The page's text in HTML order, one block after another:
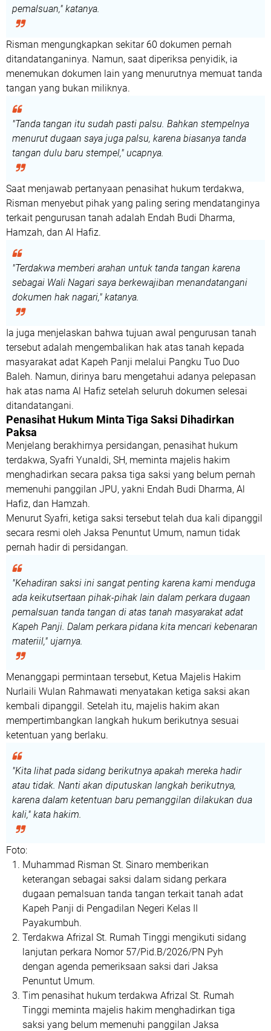
pemalsuan," katanya.
Risman mengungkapkan sekitar 60 dokumen pernah
ditandatanganinya. Namun, saat diperiksa penyidik, ia
menemukan dokumen lain yang menurutnya memuat tanda
tangan yang bukan miliknya.
"Tanda tangan itu sudah pasti palsu. Bahkan stempelnya
menurut dugaan saya juga palsu, karena biasanya tanda
tangan dulu baru stempel," ucapnya.
Saat menjawab pertanyaan penasihat hukum terdakwa,
Risman menyebut pihak yang paling sering mendatanginya
terkait pengurusan tanah adalah Endah Budi Dharma,
Hamzah, dan Al Hafiz.
"Terdakwa memberi arahan untuk tanda tangan karena
sebagai Wali Nagari saya berkewajiban menandatangani
dokumen hak nagari," katanya.
Ia juga menjelaskan bahwa tujuan awal pengurusan tanah
tersebut adalah mengembalikan hak atas tanah kepada
masyarakat adat Kapeh Panji melalui Pangku Tuo Duo
Baleh. Namun, dirinya baru mengetahui adanya pelepasan
hak atas nama Al Hafiz setelah seluruh dokumen selesai
ditandatangani.
Penasihat Hukum Minta Tiga Saksi Dihadirkan
Paksa
Menjelang berakhirnya persidangan, penasihat hukum
terdakwa, Syafri Yunaldi, SH, meminta majelis hakim
menghadirkan secara paksa tiga saksi yang belum pernah
memenuhi panggilan JPU, yakni Endah Budi Dharma, Al
Hafiz, dan Hamzah.
Menurut Syafri, ketiga saksi tersebut telah dua kali dipanggil
secara resmi oleh Jaksa Penuntut Umum, namun tidak
pernah hadir di persidangan.
"Kehadiran saksi ini sangat penting karena kami menduga
ada keikutsertaan pihak-pihak lain dalam perkara dugaan
pemalsuan tanda tangan di atas tanah masyarakat adat
Kapeh Panji. Dalam perkara pidana kita mencari kebenaran
materiil," ujarnya.
Menanggapi permintaan tersebut, Ketua Majelis Hakim
Nurlaili Wulan Rahmawati menyatakan ketiga saksi akan
kembali dipanggil. Setelah itu, majelis hakim akan
mempertimbangkan langkah hukum berikutnya sesuai
ketentuan yang berlaku.
"Kita lihat pada sidang berikutnya apakah mereka hadir
atau tidak. Nanti akan diputuskan langkah berikutnya,
karena dalam ketentuan baru pemanggilan dilakukan dua
kali," kata hakim.
Foto:
Muhammad Risman St. Sinaro memberikan
keterangan sebagai saksi dalam sidang perkara
dugaan pemalsuan tanda tangan terkait tanah adat
Kapeh Panji di Pengadilan Negeri Kelas II
Payakumbuh.
Terdakwa Afrizal St. Rumah Tinggi mengikuti sidang
lanjutan perkara Nomor 57/Pid.B/2026/PN Pyh
dengan agenda pemeriksaan saksi dari Jaksa
Penuntut Umum.
Tim penasihat hukum terdakwa Afrizal St. Rumah
Tinggi meminta majelis hakim menghadirkan tiga
saksi yang belum memenuhi panggilan Jaksa